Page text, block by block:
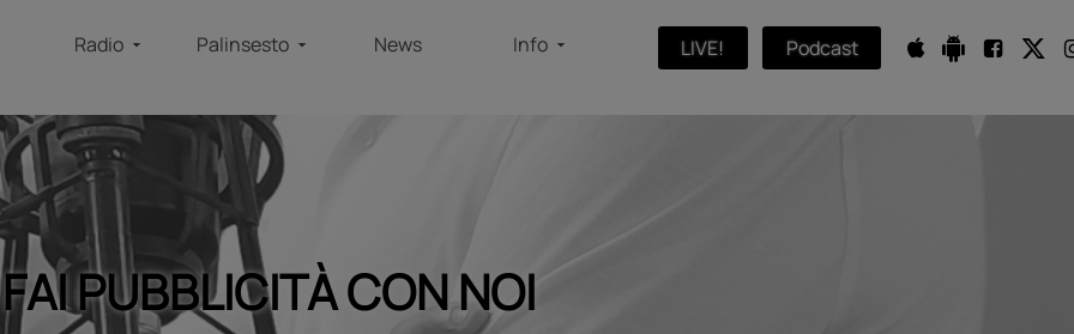
Radio Palinsesto News Info LIVE! Podcast
FAI PUBBLICITÀ CON NOI